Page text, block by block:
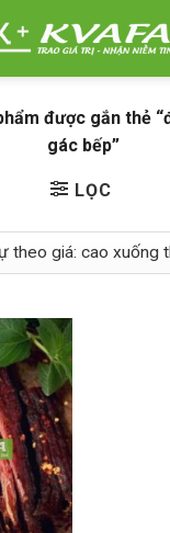
được gắn thẻ
gác bếp”
LỌC